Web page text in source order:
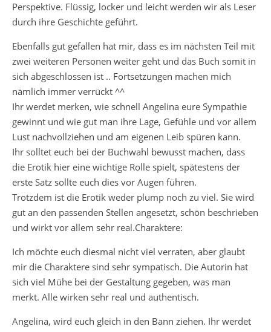
Perspektive. Flüssig, locker und leicht werden wir als Leser
durch ihre Geschichte geführt.
Ebenfalls gut gefallen hat mir, dass es im nächsten Teil mit
zwei weiteren Personen weiter geht und das Buch somit in
sich abgeschlossen ist .. Fortsetzungen machen mich
nämlich immer verrückt ^^
Ihr werdet merken, wie schnell Angelina eure Sympathie
gewinnt und wie gut man ihre Lage, Gefühle und vor allem
Lust nachvollziehen und am eigenen Leib spüren kann.
Ihr solltet euch bei der Buchwahl bewusst machen, dass
die Erotik hier eine wichtige Rolle spielt, spätestens der
erste Satz sollte euch dies vor Augen führen.
Trotzdem ist die Erotik weder plump noch zu viel. Sie wird
gut an den passenden Stellen angesetzt, schön beschrieben
und wirkt vor allem sehr real.Charaktere:
Ich möchte euch diesmal nicht viel verraten, aber glaubt
mir die Charaktere sind sehr sympatisch. Die Autorin hat
sich viel Mühe bei der Gestaltung gegeben, was man
merkt. Alle wirken sehr real und authentisch.
Angelina, wird euch gleich in den Bann ziehen. Ihr werdet